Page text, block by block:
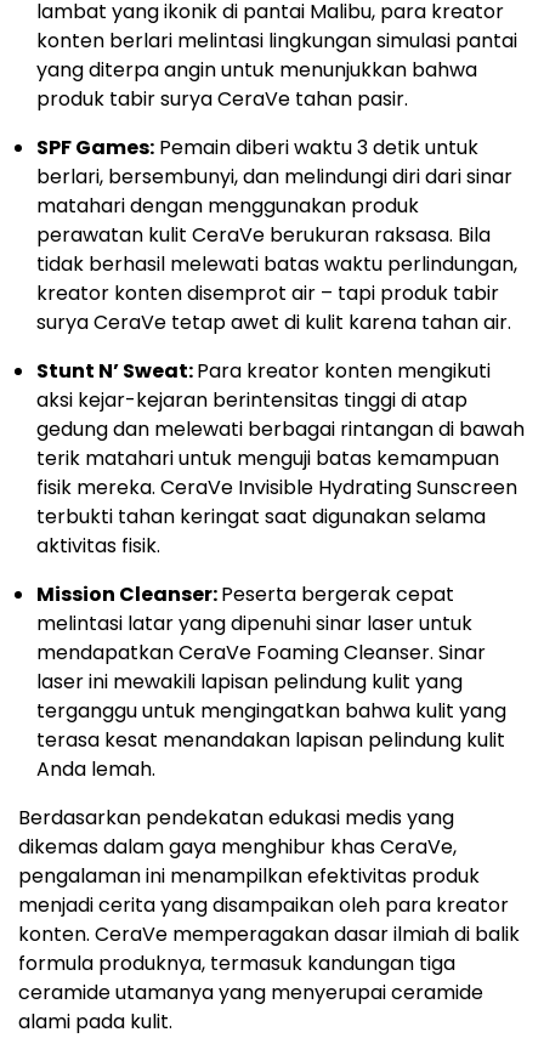
lambat yang ikonik di pantai Malibu, para kreator
konten berlari melintasi lingkungan simulasi pantai
yang diterpa angin untuk menunjukkan bahwa
produk tabir surya CeraVe tahan pasir.
SPF Games: Pemain diberi waktu 3 detik untuk
berlari, bersembunyi, dan melindungi diri dari sinar
matahari dengan menggunakan produk
perawatan kulit CeraVe berukuran raksasa. Bila
tidak berhasil melewati batas waktu perlindungan,
kreator konten disemprot air – tapi produk tabir
surya CeraVe tetap awet di kulit karena tahan air.
Stunt N’ Sweat:Para kreator konten mengikuti
aksi kejar-kejaran berintensitas tinggi di atap
gedung dan melewati berbagai rintangan di bawah
terik matahari untuk menguji batas kemampuan
fisik mereka. CeraVe Invisible Hydrating Sunscreen
terbukti tahan keringat saat digunakan selama
aktivitas fisik.
Mission Cleanser:Peserta bergerak cepat
melintasi latar yang dipenuhi sinar laser untuk
mendapatkan CeraVe Foaming Cleanser. Sinar
laser ini mewakili lapisan pelindung kulit yang
terganggu untuk mengingatkan bahwa kulit yang
terasa kesat menandakan lapisan pelindung kulit
Anda lemah.
Berdasarkan pendekatan edukasi medis yang
dikemas dalam gaya menghibur khas CeraVe,
pengalaman ini menampilkan efektivitas produk
menjadi cerita yang disampaikan oleh para kreator
konten. CeraVe memperagakan dasar ilmiah di balik
formula produknya, termasuk kandungan tiga
ceramide utamanya yang menyerupai ceramide
alami pada kulit.